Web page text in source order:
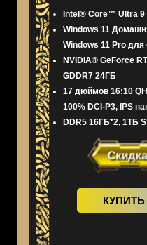
Intel® Core™ Ultra 9
Windows 11
Windows 11 Pro для
NVIDIA® GeForce
GDDR7 24ГБ
17 дюймов 16:10
100% DCI-P3, IPS
DDR5 16ГБ*2, 1ТБ
КУПИТЬ